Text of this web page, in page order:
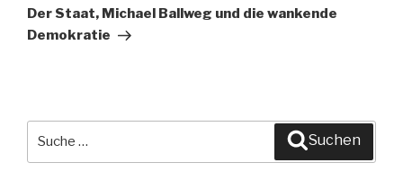
Beitrag
Der Staat, Michael Ballweg und die wankende
Demokratie
Suchen